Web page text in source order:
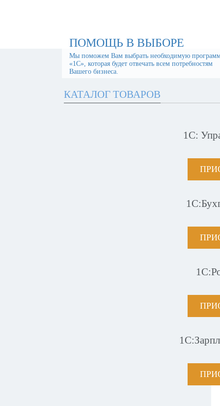
ПОМОЩЬ В ВЫБОРЕ
Мы поможем Вам выбрать необходимую
«1С», которая будет отвечать всем потребностям
Вашего бизнеса.
КАТАЛОГ ТОВАРОВ
1С: